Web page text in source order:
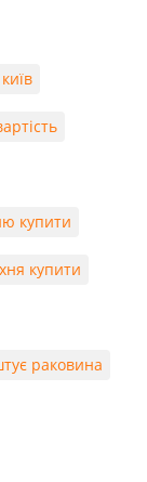
купити
купити
раковина